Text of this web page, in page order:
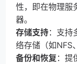
性，即在物理服
器。
存储支持：支持
络存储（如NFS
备份和恢复 ：提